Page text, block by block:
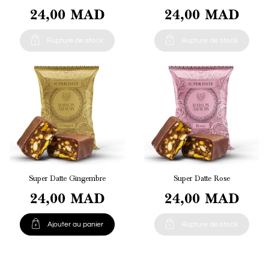
24,00 MAD
 Rupture de stock
24,00 MAD
 Rupture de stock
Super Datte Gingembre
24,00 MAD
 Ajouter au panier
Super Datte Rose
24,00 MAD
 Rupture de stock